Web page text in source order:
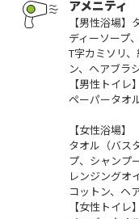
アメニティ
【男性浴場
ディーソープ
T字カミソリ
ン、ヘアブラ
【男性トイレ】
ペーパータオ
【女性浴場】
タオル（バス
プ、シャンプ
レンジングオ
コットン、ヘ
【女性トイレ】